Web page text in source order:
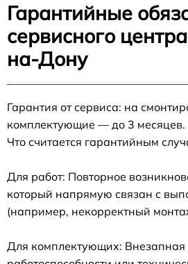
Гарантийные
сервисного
на-Дону
Гарантия от сервиса: на
комплектующие — до 3 месяцев.
Что считается гарантийным
Для работ: Повторное
который напрямую связан с
(например, некорректный
Для комплектующих: Внезапная